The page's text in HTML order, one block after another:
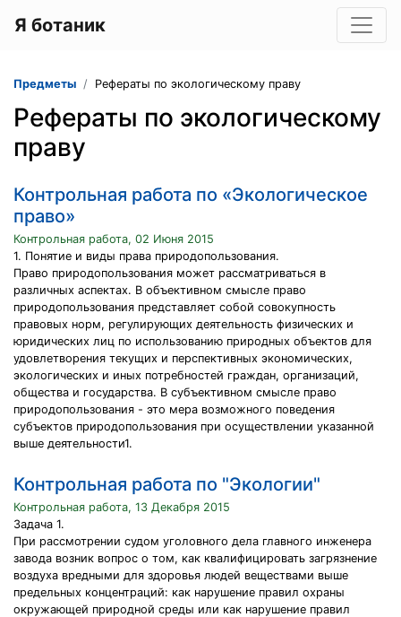
Я ботаник
Предметы Рефераты по экологическому праву
Рефераты по экологическому
праву
Контрольная работа по «Экологическое
право»
Контрольная работа, 02 Июня 2015
1. Понятие и виды права природопользования.
Право природопользования может рассматриваться в
различных аспектах. В объективном смысле право
природопользования представляет собой совокупность
правовых норм, регулирующих деятельность физических и
юридических лиц по использованию природных объектов для
удовлетворения текущих и перспективных экономических,
экологических и иных потребностей граждан, организаций,
общества и государства. В субъективном смысле право
природопользования - это мера возможного поведения
субъектов природопользования при осуществлении указанной
выше деятельности1.
Контрольная работа по "Экологии"
Контрольная работа, 13 Декабря 2015
Задача 1.
При рассмотрении судом уголовного дела главного инженера
завода возник вопрос о том, как квалифицировать загрязнение
воздуха вредными для здоровья людей веществами выше
предельных концентраций: как нарушение правил охраны
окружающей природной среды или как нарушение правил